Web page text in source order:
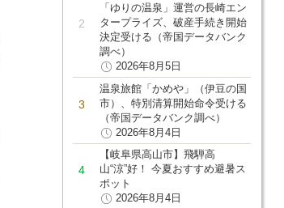
「ゆりの温泉」運営の長崎エン
タープライズ、破産手続き開始
決定受ける（帝国データバンク
調べ）
2026年8月5日
温泉旅館「かめや」（伊豆の国
市）、特別清算開始命令受ける
（帝国データバンク調べ）
2026年8月4日
【岐阜県高山市】飛騨高
山“涼”好！ 今夏おすすめ避暑ス
ポット
2026年8月4日